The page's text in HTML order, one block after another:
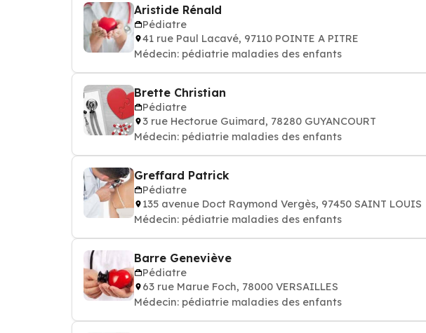
Aristide Rénald
Pédiatre
41 rue Paul Lacavé, 97110 POINTE A PITRE
Médecin: pédiatrie maladies des enfants
Brette Christian
Pédiatre
3 rue Hectorue Guimard, 78280 GUYANCOURT
Médecin: pédiatrie maladies des enfants
Greffard Patrick
Pédiatre
135 avenue Doct Raymond Vergès, 97450 SAINT LOUIS
Médecin: pédiatrie maladies des enfants
Barre Geneviève
Pédiatre
63 rue Marue Foch, 78000 VERSAILLES
Médecin: pédiatrie maladies des enfants